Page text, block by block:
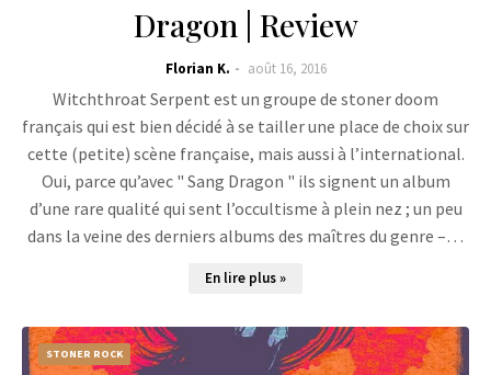
Dragon | Review
Florian K. août 16, 2016
Witchthroat Serpent est un groupe de stoner doom
français qui est bien décidé à se tailler une place de choix sur
cette (petite) scène française, mais aussi à l’international.
Oui, parce qu’avec " Sang Dragon " ils signent un album
d’une rare qualité qui sent l’occultisme à plein nez ; un peu
dans la veine des derniers albums des maîtres du genre –…
En lire plus »
STONER ROCK